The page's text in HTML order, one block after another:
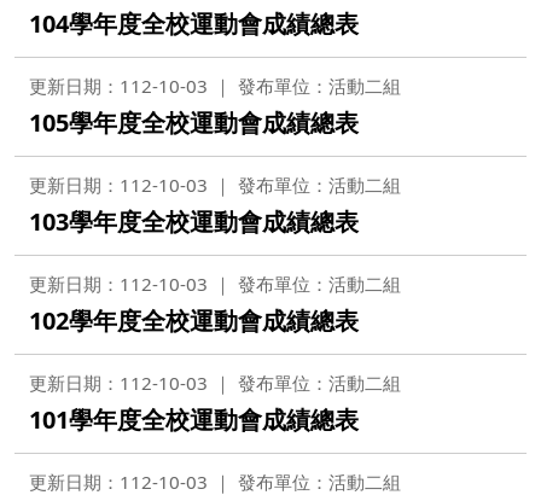
104學年度全校運動會成績總表
更新日期：112-10-03 發布單位：活動二組
105學年度全校運動會成績總表
更新日期：112-10-03 發布單位：活動二組
103學年度全校運動會成績總表
更新日期：112-10-03 發布單位：活動二組
102學年度全校運動會成績總表
更新日期：112-10-03 發布單位：活動二組
101學年度全校運動會成績總表
更新日期：112-10-03 發布單位：活動二組